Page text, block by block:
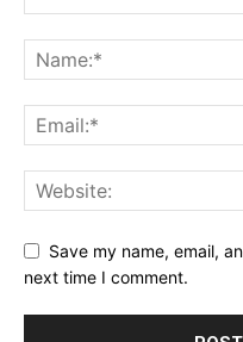
Save my name, email,
next time I comment.